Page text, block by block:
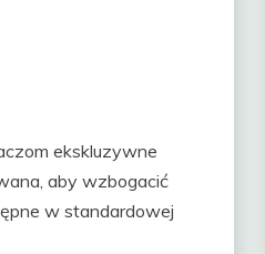
ekskluzywne
aby wzbogacić
w standardowej